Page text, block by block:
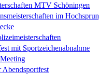
MTV Schöningen
im
mit Sportzeichenabnahme
Abendsportfest